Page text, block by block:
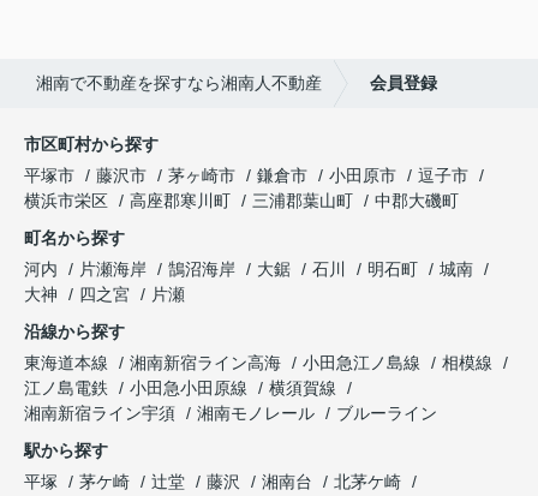
湘南で不動産を探すなら湘南人不動産 会員登録
市区町村から探す
平塚市
藤沢市 茅ヶ崎市 鎌倉市 小田原市
逗子市
横浜市栄区
高座郡寒川町 三浦郡葉山町
中郡大磯町
町名から探す
河内
片瀬海岸 鵠沼海岸 大鋸 石川 明石町
城南
大神
四之宮
片瀬
沿線から探す
東海道本線
湘南新宿ライン高海 小田急江ノ島線
相模線
江ノ島電鉄
小田急小田原線
横須賀線
湘南新宿ライン宇須
湘南モノレール
ブルーライン
駅から探す
平塚
茅ケ崎 辻堂 藤沢 湘南台
北茅ケ崎